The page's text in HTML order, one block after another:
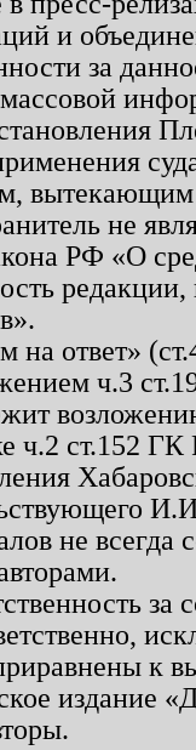
и
за
вытекающим
не
РФ «О
на ответ»
ч.3
ч.2 ст.152
не
к
издание